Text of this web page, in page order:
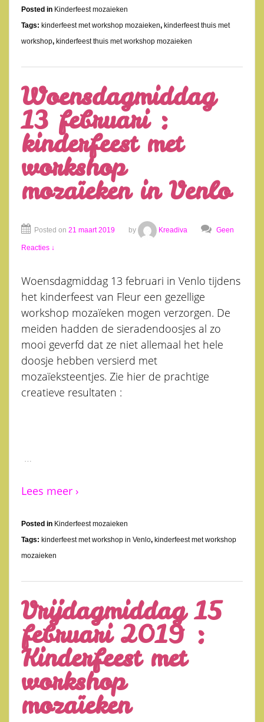
Posted in Kinderfeest mozaieken
Tags: kinderfeest met workshop mozaieken, kinderfeest thuis met
workshop, kinderfeest thuis met workshop mozaieken
Woensdagmiddag
13 februari :
kinderfeest met
workshop
mozaïeken in Venlo
Posted on 21 maart 2019 by Kreadiva Geen
Reacties ↓
Woensdagmiddag 13 februari in Venlo tijdens
het kinderfeest van Fleur een gezellige
workshop mozaïeken mogen verzorgen. De
meiden hadden de sieradendoosjes al zo
mooi geverfd dat ze niet allemaal het hele
doosje hebben versierd met
mozaïeksteentjes. Zie hier de prachtige
creatieve resultaten :
…
Lees meer ›
Posted in Kinderfeest mozaieken
Tags: kinderfeest met workshop in Venlo, kinderfeest met workshop
mozaieken
Vrijdagmiddag 15
februari 2019 :
Kinderfeest met
workshop
mozaïeken